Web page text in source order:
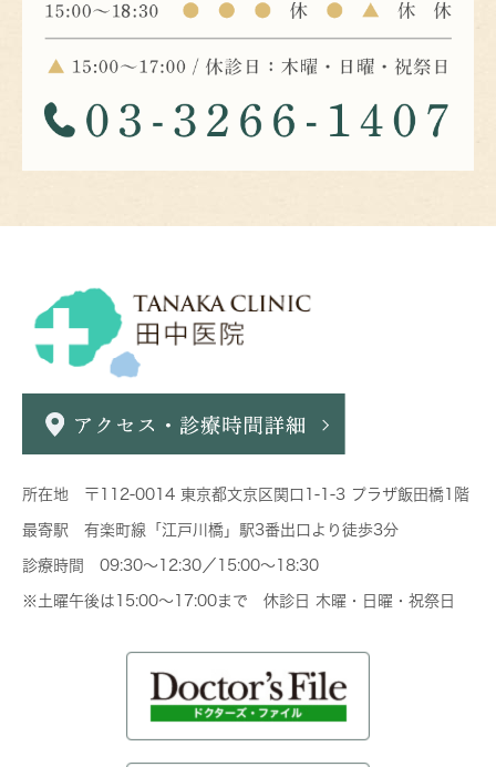
所在地 〒112-0014 東京都文京区関口1-1-3 プラザ飯田橋1階
最寄駅 有楽町線「江戸川橋」駅3番出口より徒歩3分
診療時間 09:30～12:30／15:00～18:30
※土曜午後は15:00～17:00まで 休診日 木曜・日曜・祝祭日